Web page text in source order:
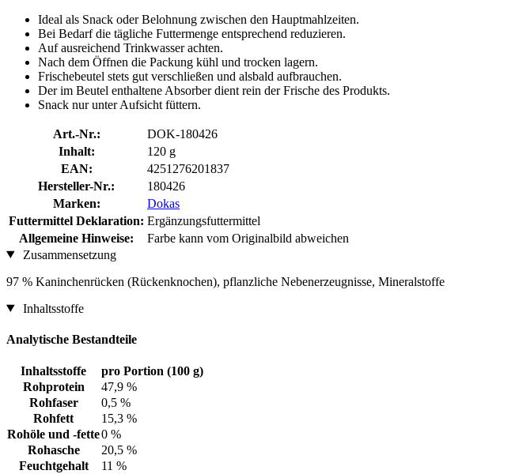
Ideal als Snack oder Belohnung zwischen den Hauptmahlzeiten.
Bei Bedarf die tägliche Futtermenge entsprechend reduzieren.
Auf ausreichend Trinkwasser achten.
Nach dem Öffnen die Packung kühl und trocken lagern.
Frischebeutel stets gut verschließen und alsbald aufbrauchen.
Der im Beutel enthaltene Absorber dient rein der Frische des Produkts.
Snack nur unter Aufsicht füttern.
Art.-Nr.:
DOK-180426
Inhalt:
120 g
EAN:
4251276201837
Hersteller-Nr.:
180426
Marken:
Dokas
Futtermittel Deklaration: Ergänzungsfuttermittel
Allgemeine Hinweise:
Farbe kann vom Originalbild abweichen
Zusammensetzung
97 % Kaninchenrücken (Rückenknochen), pflanzliche Nebenerzeugnisse, Mineralstoffe
Inhaltsstoffe
Analytische Bestandteile
Inhaltsstoffe
pro Portion (100 g)
Rohprotein
47,9 %
Rohfaser
0,5 %
Rohfett
15,3 %
Rohöle und -fette0 %
Rohasche
20,5 %
Feuchtgehalt
11 %